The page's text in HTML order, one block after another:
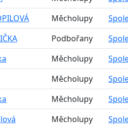
Měcholupy
Podbořany
Měcholupy
Měcholupy
Měcholupy
Měcholupy